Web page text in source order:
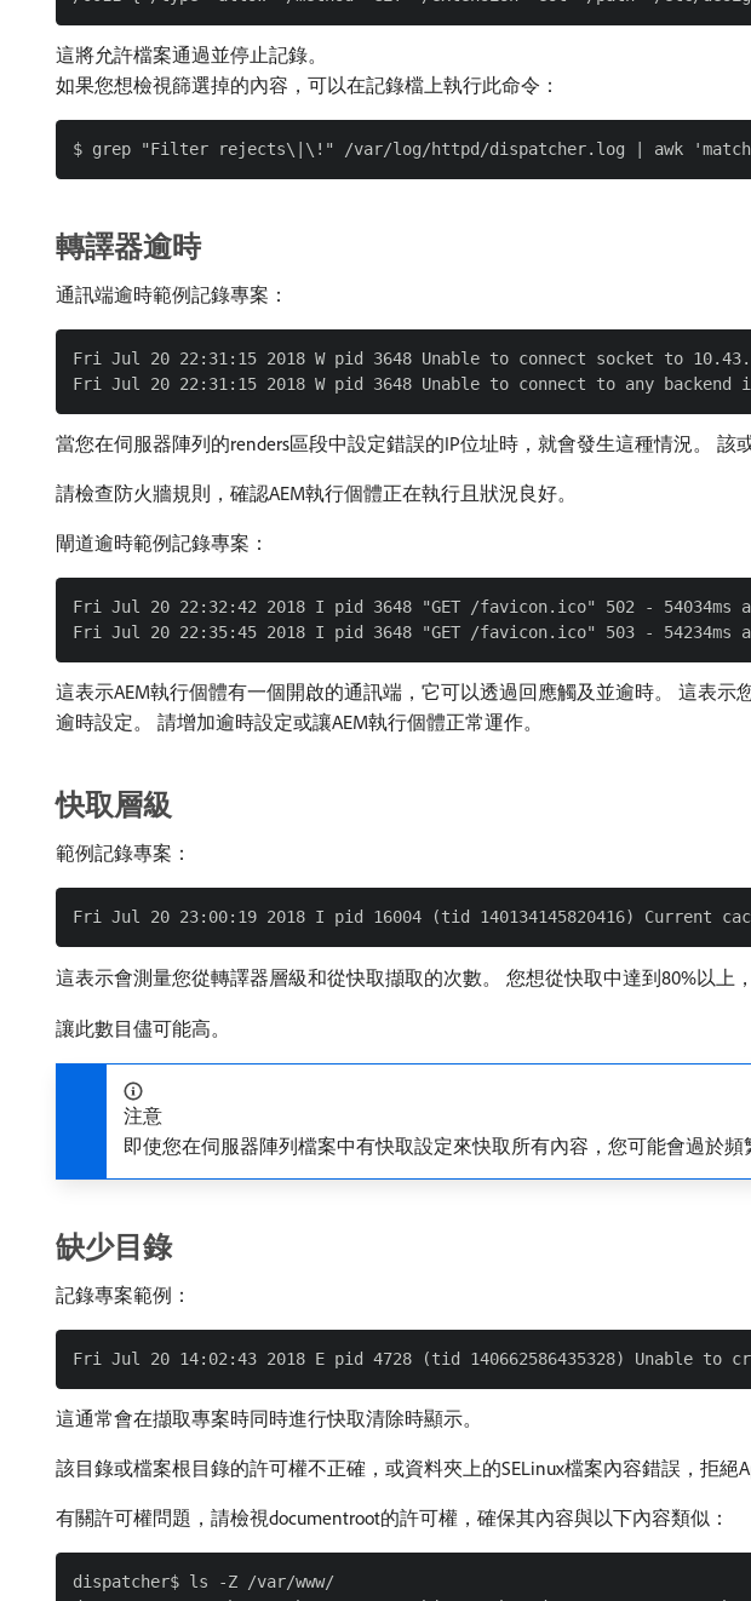
這將允許檔案通過並停止記錄。
如果您想檢視篩選掉的內容，可以在記錄檔上執行此命令：
轉譯器逾時
通訊端逾時範例記錄專案：
Fri Jul 20 22:31:15 2018 W pid 3648 Unable to connect socket to
當您在伺服器陣列的renders區段中設定錯誤的IP位址時，就會發生這種情況。 該
請檢查防火牆規則，確認AEM執行個體正在執行且狀況良好。
閘道逾時範例記錄專案：
Fri Jul 20 22:32:42 2018 I pid 3648 "GET /favicon.ico" 502 - 54034ms
這表示AEM執行個體有一個開啟的通訊端，它可以透過回應觸及並逾時。 這表
逾時設定。 請增加逾時設定或讓AEM執行個體正常運作。
快取層級
範例記錄專案：
這表示會測量您從轉譯器層級和從快取擷取的次數。 您想從快取中達到80%以上
讓此數目儘可能高。
注意
即使您在伺服器陣列檔案中有快取設定來快取所有內容，您可能會過於
缺少目錄
記錄專案範例：
這通常會在擷取專案時同時進行快取清除時顯示。
該目錄或檔案根目錄的許可權不正確，或資料夾上的SELinux檔案內容錯誤，拒絕
有關許可權問題，請檢視documentroot的許可權，確保其內容與以下內容類似：
dispatcher$ ls -Z /var/www/